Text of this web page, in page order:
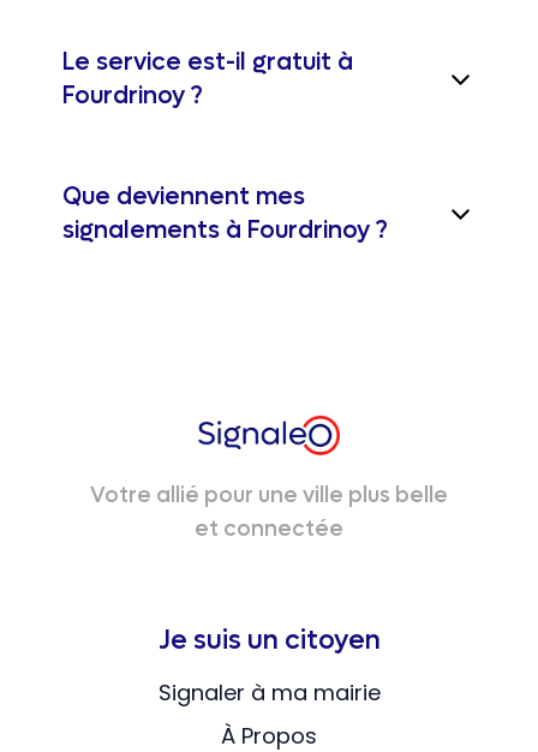
Le service est-il gratuit à
Fourdrinoy ?
Que deviennent mes
signalements à Fourdrinoy ?
Votre allié pour une ville plus belle
et connectée
Je suis un citoyen
Signaler à ma mairie
À Propos